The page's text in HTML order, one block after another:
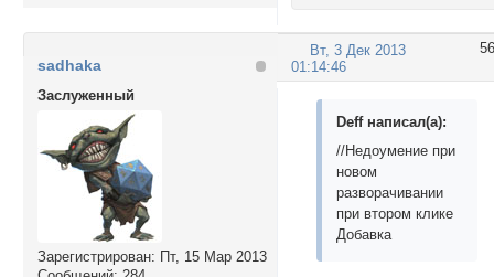
56
Вт, 3 Дек 2013
01:14:46
sadhaka
Заслуженный
Зарегистрирован: Пт, 15 Мар 2013
Deff написал(а):
//Недоумение при
новом
разворачивании
при втором клике
Добавка